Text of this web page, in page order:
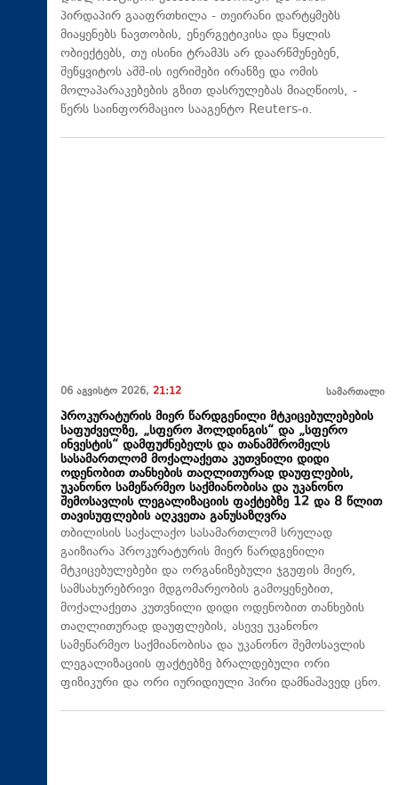
პირდაპირ გააფრთხილა - თეირანი დარტყმებს
მიაყენებს ნავთობის, ენერგეტიკისა და წყლის
ობიექტებს, თუ ისინი ტრამპს არ დაარწმუნებენ,
შეწყვიტოს აშშ-ის იერიშები ირანზე და ომის
მოლაპარაკებების გზით დასრულებას მიაღწიოს, -
წერს საინფორმაციო სააგენტო Reuters-ი.
06 აგვისტო 2026, 21:12 სამართალი
პროკურატურის მიერ წარდგენილი მტკიცებულებების
საფუძველზე, „სფერო ჰოლდინგის“ და „სფერო
ინვესტის“ დამფუძნებელს და თანამშრომელს
სასამართლომ მოქალაქეთა კუთვნილი დიდი
ოდენობით თანხების თაღლითურად დაუფლების,
უკანონო სამეწარმეო საქმიანობისა და უკანონო
შემოსავლის ლეგალიზაციის ფაქტებზე 12 და 8 წლით
თავისუფლების აღკვეთა განუსაზღვრა
თბილისის საქალაქო სასამართლომ სრულად
გაიზიარა პროკურატურის მიერ წარდგენილი
მტკიცებულებები და ორგანიზებული ჯგუფის მიერ,
სამსახურებრივი მდგომარეობის გამოყენებით,
მოქალაქეთა კუთვნილი დიდი ოდენობით თანხების
თაღლითურად დაუფლების, ასევე უკანონო
სამეწარმეო საქმიანობისა და უკანონო შემოსავლის
ლეგალიზაციის ფაქტებზე ბრალდებული ორი
ფიზიკური და ორი იურიდიული პირი დამნაშავედ ცნო.